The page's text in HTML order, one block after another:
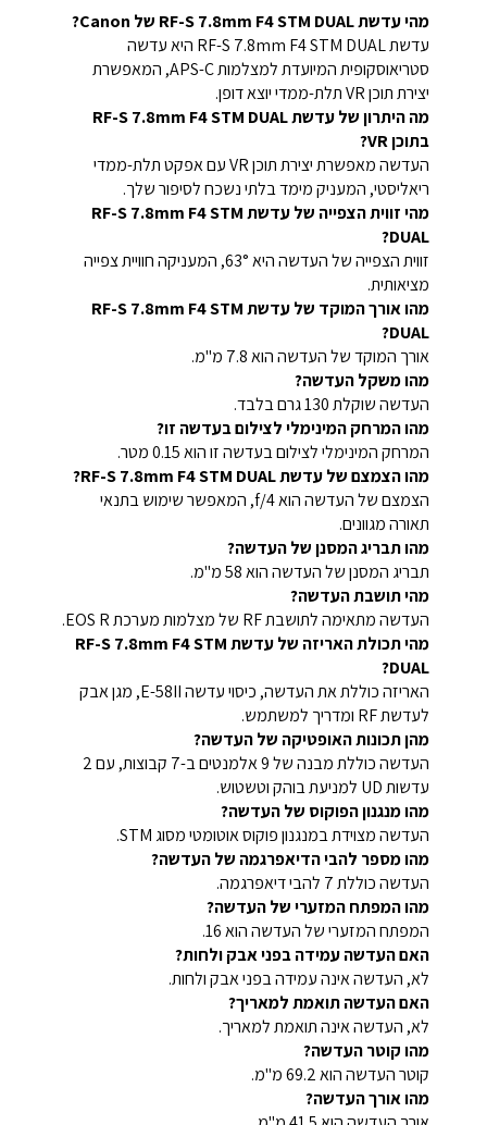
מהי עדשת RF-S 7.8mm F4 STM DUAL של Canon?
עדשת RF-S 7.8mm F4 STM DUAL היא עדשה
סטריאוסקופית המיועדת למצלמות APS-C, המאפשרת
יצירת תוכן VR תלת-ממדי יוצא דופן.
מה היתרון של עדשת RF-S 7.8mm F4 STM DUAL
בתוכן VR?
העדשה מאפשרת יצירת תוכן VR עם אפקט תלת-ממדי
ריאליסטי, המעניק מימד בלתי נשכח לסיפור שלך.
מהי זווית הצפייה של עדשת RF-S 7.8mm F4 STM
DUAL?
זווית הצפייה של העדשה היא 63°, המעניקה חוויית צפייה
מציאותית.
מהו אורך המוקד של עדשת RF-S 7.8mm F4 STM
DUAL?
אורך המוקד של העדשה הוא 7.8 מ"מ.
מהו משקל העדשה?
העדשה שוקלת 130 גרם בלבד.
מהו המרחק המינימלי לצילום בעדשה זו?
המרחק המינימלי לצילום בעדשה זו הוא 0.15 מטר.
מהו הצמצם של עדשת RF-S 7.8mm F4 STM DUAL?
הצמצם של העדשה הוא f/4, המאפשר שימוש בתנאי
תאורה מגוונים.
מהו תבריג המסנן של העדשה?
תבריג המסנן של העדשה הוא 58 מ"מ.
מהי תושבת העדשה?
העדשה מתאימה לתושבת RF של מצלמות מערכת EOS R.
מהי תכולת האריזה של עדשת RF-S 7.8mm F4 STM
DUAL?
האריזה כוללת את העדשה, כיסוי עדשה E-58II, מגן אבק
לעדשת RF ומדריך למשתמש.
מהן תכונות האופטיקה של העדשה?
העדשה כוללת מבנה של 9 אלמנטים ב-7 קבוצות, עם 2
עדשות UD למניעת בוהק וטשטוש.
מהו מנגנון הפוקוס של העדשה?
העדשה מצוידת במנגנון פוקוס אוטומטי מסוג STM.
מהו מספר להבי הדיאפרגמה של העדשה?
העדשה כוללת 7 להבי דיאפרגמה.
מהו המפתח המזערי של העדשה?
המפתח המזערי של העדשה הוא 16.
האם העדשה עמידה בפני אבק ולחות?
לא, העדשה אינה עמידה בפני אבק ולחות.
האם העדשה תואמת למאריך?
לא, העדשה אינה תואמת למאריך.
מהו קוטר העדשה?
קוטר העדשה הוא 69.2 מ"מ.
מהו אורך העדשה?